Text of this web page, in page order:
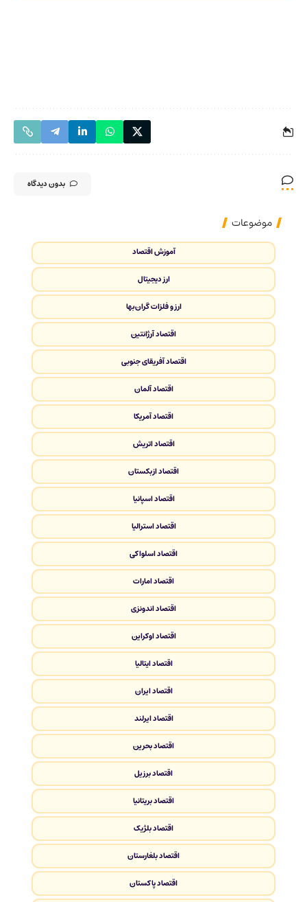
بدون دیدگاه
موضوعات
آموزش اقتصاد
ارز دیجیتال
ارز و فلزات گران‌بها
اقتصاد آرژانتین
اقتصاد آفریقای جنوبی
اقتصاد آلمان
اقتصاد آمریکا
اقتصاد اتریش
اقتصاد ازبکستان
اقتصاد اسپانیا
اقتصاد استرالیا
اقتصاد اسلواکی
اقتصاد امارات
اقتصاد اندونزی
اقتصاد اوکراین
اقتصاد ایتالیا
اقتصاد ایران
اقتصاد ایرلند
اقتصاد بحرین
اقتصاد برزیل
اقتصاد بریتانیا
اقتصاد بلژیک
اقتصاد بلغارستان
اقتصاد پاکستان